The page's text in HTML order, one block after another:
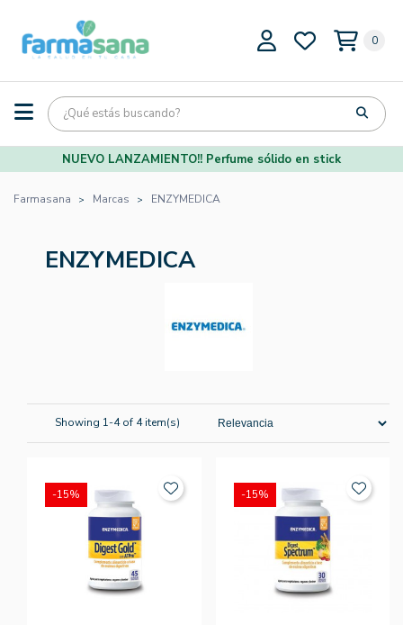
0
NUEVO LANZAMIENTO!! Perfume sólido en stick
Farmasana Marcas ENZYMEDICA
ENZYMEDICA
Showing 1-4 of 4 item(s)
-15% -15%